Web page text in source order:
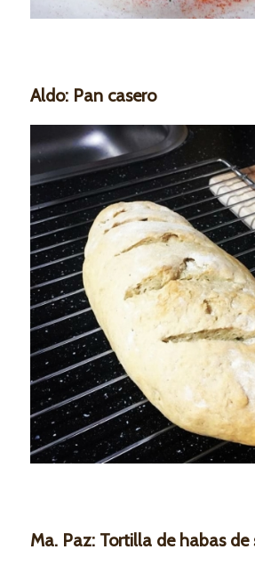
Aldo: Pan casero
Ma. Paz: Tortilla de habas de